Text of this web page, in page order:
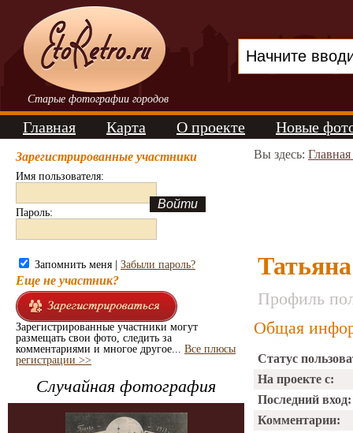
Старые фотографии городов
Главная Карта О проекте Новые
Зарегистрированные участники
Имя пользователя:
Пароль:
Запомнить меня | Забыли пароль?
Еще не участник?
Зарегистрированные участники могут
размещать свои фото, следить за
комментариями и многое другое... Все плюсы
регистрации >>
Случайная фотография
Вы здесь:
Профиль
Общая
Статус
На проекте с:
Последний вход:
Комментарии: